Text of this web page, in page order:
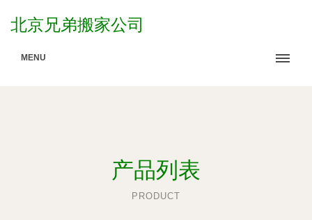
北京兄弟搬家公司
MENU
产品列表
PRODUCT